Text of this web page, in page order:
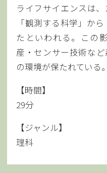
ライフサイエンスは
「観測する科学」か
たといわれる。この
産・センサー技術な
の環境が保たれている。
【時間】
29分
【ジャンル】
理科